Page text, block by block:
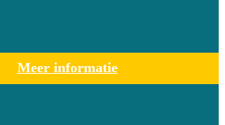
Meer informatie